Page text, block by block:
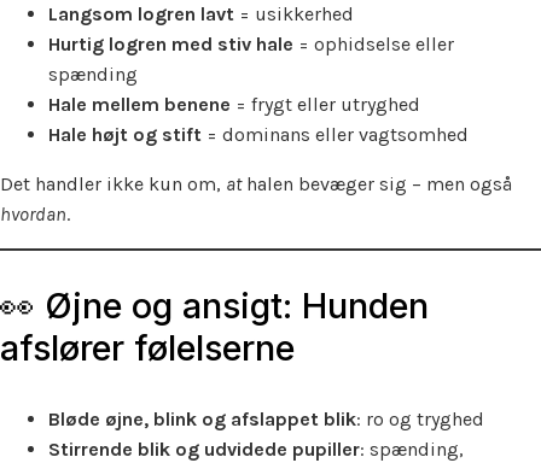
Langsom logren lavt = usikkerhed
Hurtig logren med stiv hale = ophidselse eller
spænding
Hale mellem benene = frygt eller utryghed
Hale højt og stift = dominans eller vagtsomhed
Det handler ikke kun om, athalen bevæger sig – men også
hvordan.
👀 Øjne og ansigt: Hunden
afslører følelserne
Bløde øjne, blink og afslappet blik: ro og tryghed
Stirrende blik og udvidede pupiller: spænding,